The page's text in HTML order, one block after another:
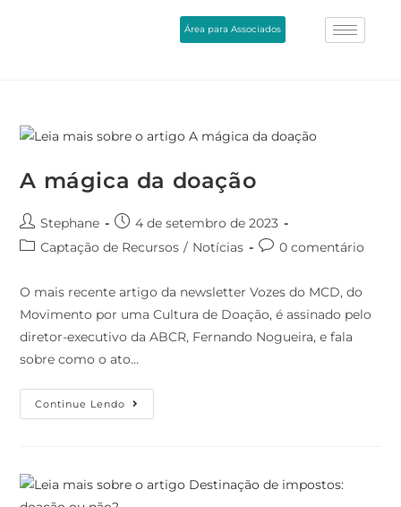
Área para Associados
A mágica da doação
Stephane
4 de setembro de 2023
Captação de Recursos / Notícias 0 comentário
O mais recente artigo da newsletter Vozes do MCD, do
Movimento por uma Cultura de Doação, é assinado pelo
diretor-executivo da ABCR, Fernando Nogueira, e fala
sobre como o ato…
Continue Lendo